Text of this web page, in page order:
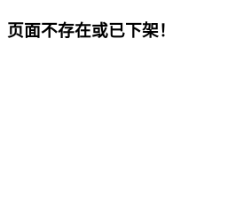
页面不存在或已下架！